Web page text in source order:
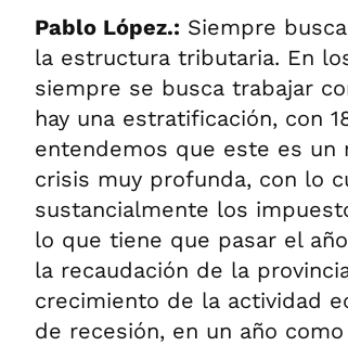
Pablo López.: Siempre
la estructura tributaria. En
siempre se busca trabajar
hay una estratificación, con
entendemos que este es un
crisis muy profunda, con lo
sustancialmente los
lo que tiene que pasar el
la recaudación de la
crecimiento de la actividad
de recesión, en un año